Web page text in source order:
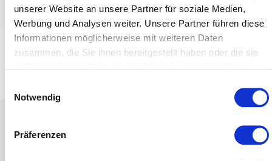
unserer Website an unsere Partner für soziale Medien,
Werbung und Analysen weiter. Unsere Partner führen diese
Informationen möglicherweise mit weiteren Daten
zusammen, die Sie ihnen bereitgestellt haben oder die sie
Datenschutzerklärung
Notwendig
Präferenzen
Gemeinsam Ziele erreichen